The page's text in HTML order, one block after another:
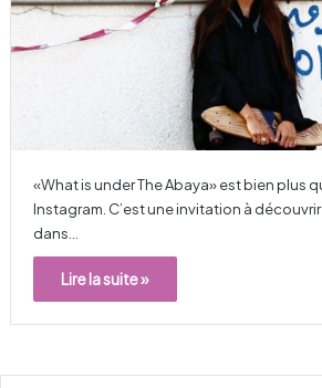
«What is under The Abaya» est bien plus
Instagram. C’est une invitation à
dans…
Lire la suite »